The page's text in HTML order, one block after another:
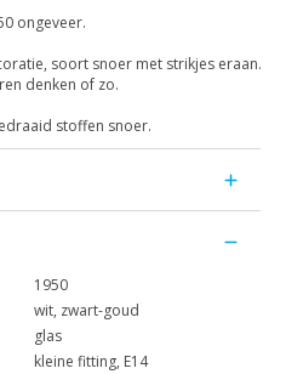
ongeveer.
soort snoer met strikjes eraan.
denken of zo.
stoffen snoer.
1950
wit, zwart-goud
glas
kleine fitting, E14